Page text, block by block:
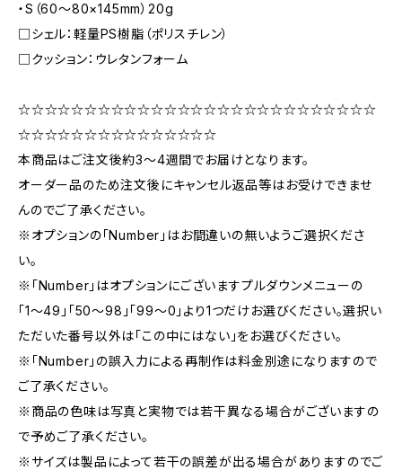
・S（60〜80×145mm）20g
□シェル：軽量PS樹脂（ポリスチレン）
□クッション：ウレタンフォーム
☆☆☆☆☆☆☆☆☆☆☆☆☆☆☆☆☆☆☆☆☆☆☆☆☆☆☆
☆☆☆☆☆☆☆☆☆☆☆☆☆☆☆
本商品はご注文後約3〜4週間でお届けとなります。
オーダー品のため注文後にキャンセル返品等はお受けできませ
んのでご了承ください。
※オプションの「Number」はお間違いの無いようご選択くださ
い。
※「Number」はオプションにございますプルダウンメニューの
「1〜49」「50〜98」「99〜0」より1つだけお選びください。選択い
ただいた番号以外は「この中にはない」をお選びください。
※「Number」の誤入力による再制作は料金別途になりますので
ご了承ください。
※商品の色味は写真と実物では若干異なる場合がございますの
で予めご了承ください。
※サイズは製品によって若干の誤差が出る場合がありますのでご